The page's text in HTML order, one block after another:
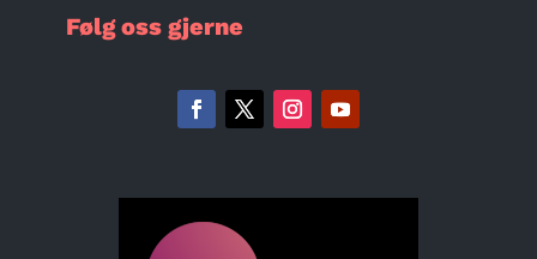
Følg oss gjerne